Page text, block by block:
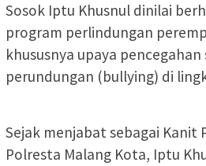
Sosok Iptu Khusnul dinilai
program perlindungan
khususnya upaya
perundungan (bullying) di
Sejak menjabat sebagai Kanit
Polresta Malang Kota, Iptu